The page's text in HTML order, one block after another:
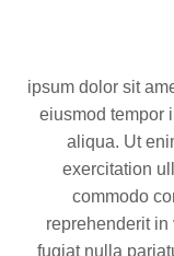
ipsum dolor sit
eiusmod tempor
aliqua. Ut
exercitation
commodo
reprehenderit
fugiat nulla